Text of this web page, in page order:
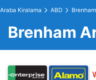
Araba Kiralama ABD Brenham
Brenham